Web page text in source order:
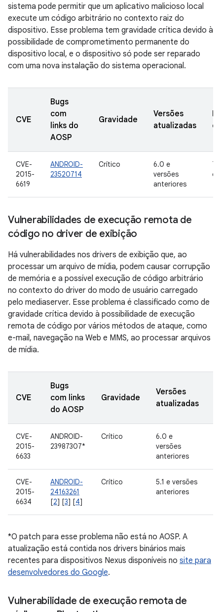
sistema pode permitir que um aplicativo malicioso local
execute um código arbitrário no contexto raiz do
dispositivo. Esse problema tem gravidade crítica devido à
possibilidade de comprometimento permanente do
dispositivo local, e o dispositivo só pode ser reparado
com uma nova instalação do sistema operacional.
CVE
Bugs
com
links do
AOSP
Gravidade
Versões
atualizadas
CVE-
2015-
6619
ANDROID-
23520714
Crítico
6.0 e
versões
anteriores
7
Vulnerabilidades de execução remota de
código no driver de exibição
Há vulnerabilidades nos drivers de exibição que, ao
processar um arquivo de mídia, podem causar corrupção
de memória e a possível execução de código arbitrário
no contexto do driver do modo de usuário carregado
pelo mediaserver. Esse problema é classificado como de
gravidade crítica devido à possibilidade de execução
remota de código por vários métodos de ataque, como
e-mail, navegação na Web e MMS, ao processar arquivos
de mídia.
CVE
Bugs
com links
do AOSP
Gravidade
Versões
atualizadas
CVE-
2015-
6633
ANDROID-
23987307*
Crítico
6.0 e
versões
anteriores
CVE-
2015-
6634
ANDROID-
24163261
[2] [3] [4]
Crítico
5.1 e versões
anteriores
*O patch para esse problema não está no AOSP. A
atualização está contida nos drivers binários mais
recentes para dispositivos Nexus disponíveis no site para
desenvolvedores do Google.
Vulnerabilidade de execução remota de